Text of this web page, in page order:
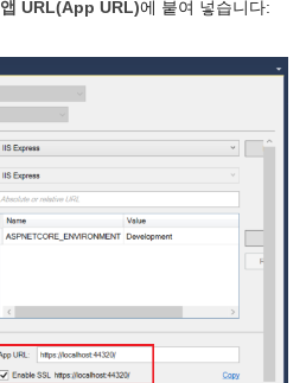
앱 URL(App URL)에 붙여 넣습니다: